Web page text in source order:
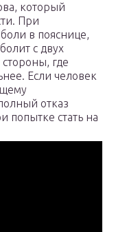
который
При
в пояснице,
с двух
где
Если человек
отказ
попытке стать на